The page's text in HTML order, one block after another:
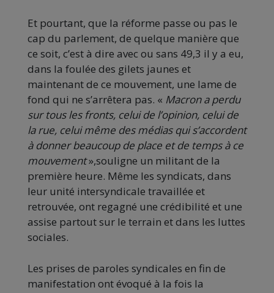
Et pourtant, que la réforme passe ou pas le
cap du parlement, de quelque manière que
ce soit, c’est à dire avec ou sans 49,3 il y a eu,
dans la foulée des gilets jaunes et
maintenant de ce mouvement, une lame de
fond qui ne s’arrêtera pas. « Macron a perdu
sur tous les fronts, celui de l’opinion, celui de
la rue, celui même des médias qui s’accordent
à donner beaucoup de place et de temps à ce
mouvement»,souligne un militant de la
première heure. Même les syndicats, dans
leur unité intersyndicale travaillée et
retrouvée, ont regagné une crédibilité et une
assise partout sur le terrain et dans les luttes
sociales.
Les prises de paroles syndicales en fin de
manifestation ont évoqué à la fois la